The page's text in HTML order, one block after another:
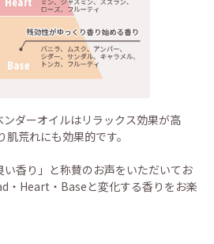
ダーオイルはリラックス効果が高
荒れにも効果的です。
香り」と称賛のお声をいただいてお
・Heart・Baseと変化する香りをお楽